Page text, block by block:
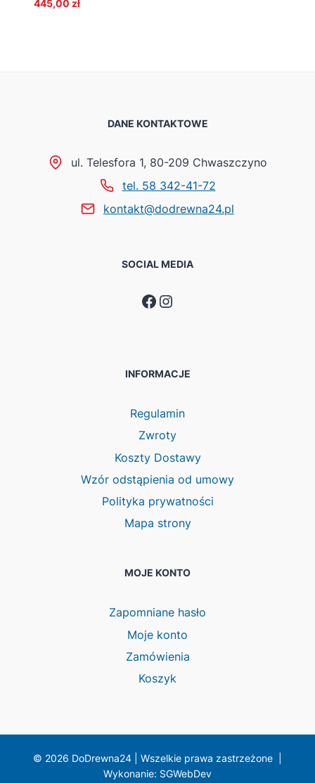
445,00 zł
DANE KONTAKTOWE
ul. Telesfora 1, 80-209 Chwaszczyno
tel. 58 342-41-72
kontakt@dodrewna24.pl
SOCIAL MEDIA
Facebook
Instagram
INFORMACJE
Regulamin
Zwroty
Koszty Dostawy
Wzór odstąpienia od umowy
Polityka prywatności
Mapa strony
MOJE KONTO
Zapomniane hasło
Moje konto
Zamówienia
Koszyk
© 2026 DoDrewna24 | Wszelkie prawa zastrzeżone |
Wykonanie: SGWebDev